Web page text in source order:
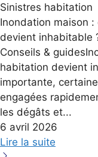
Sinistres habitation
Inondation maison
devient inhabitable
Conseils &
habitation devient
importante,
engagées
les dégâts et...
6 avril 2026
Lire la suite